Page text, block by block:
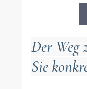
Der Weg
Sie